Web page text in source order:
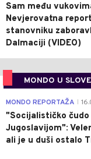
Sam među
Nevjerovatna
stanovniku
Dalmaciji (VIDEO)
MONDO U
MONDO REPORTAŽA
"Socijalističko
Jugoslavijom":
ali je u duši ostalo